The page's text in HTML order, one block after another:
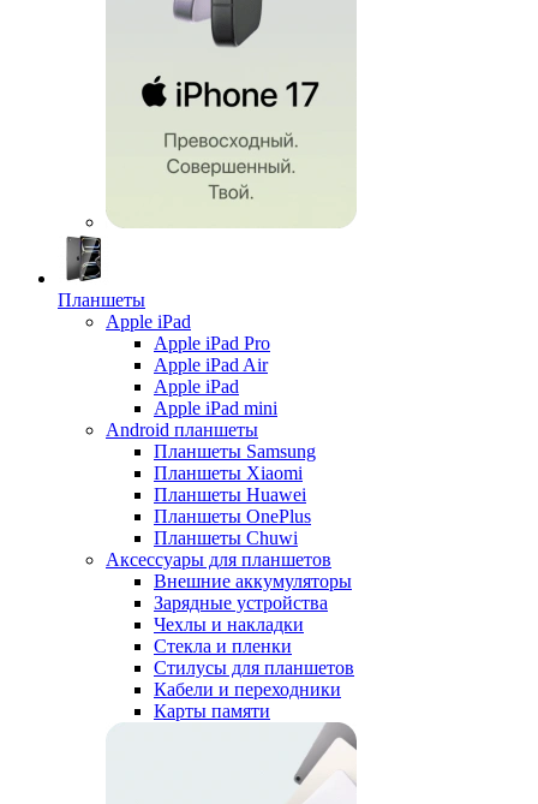
Планшеты
Apple iPad
Apple iPad Pro
Apple iPad Air
Apple iPad
Apple iPad mini
Android планшеты
Планшеты Samsung
Планшеты Xiaomi
Планшеты Huawei
Планшеты OnePlus
Планшеты Chuwi
Аксессуары для планшетов
Внешние аккумуляторы
Зарядные устройства
Чехлы и накладки
Стекла и пленки
Стилусы для планшетов
Кабели и переходники
Карты памяти